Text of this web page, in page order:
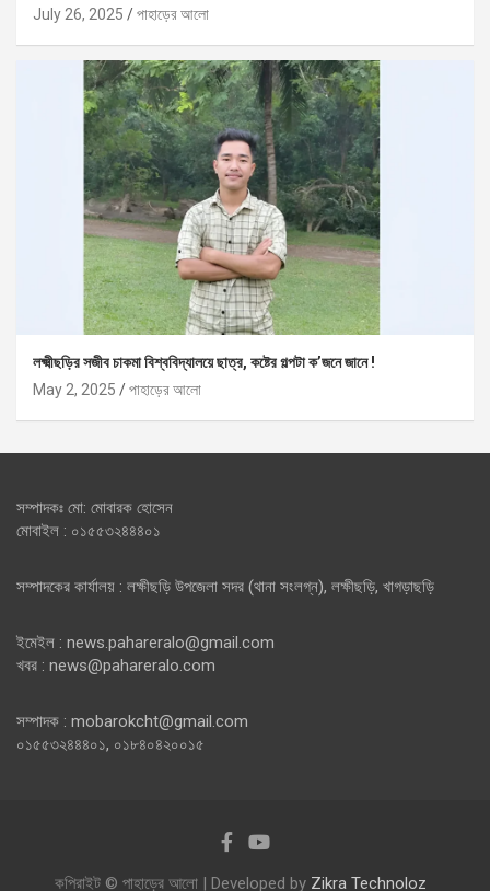
July 26, 2025
পাহাড়ের আলো
লক্ষ্মীছড়ির সজীব চাকমা বিশ্ববিদ্যালয়ে ছাত্র, কষ্টের গল্পটা ক’জনে জানে !
May 2, 2025
পাহাড়ের আলো
সম্পাদকঃ মো: মোবারক হোসেন
মোবাইল : ০১৫৫৩২৪৪৪০১
সম্পাদকের কার্যালয় : লক্ষীছড়ি উপজেলা সদর (থানা সংলগ্ন), লক্ষীছড়ি, খাগড়াছড়ি
ইমেইল : news.pahareralo@gmail.com
খবর : news@pahareralo.com
সম্পাদক : mobarokcht@gmail.com
০১৫৫৩২৪৪৪০১, ০১৮৪০৪২০০১৫
কপিরাইট © পাহাড়ের আলো | Developed by Zikra Technoloz